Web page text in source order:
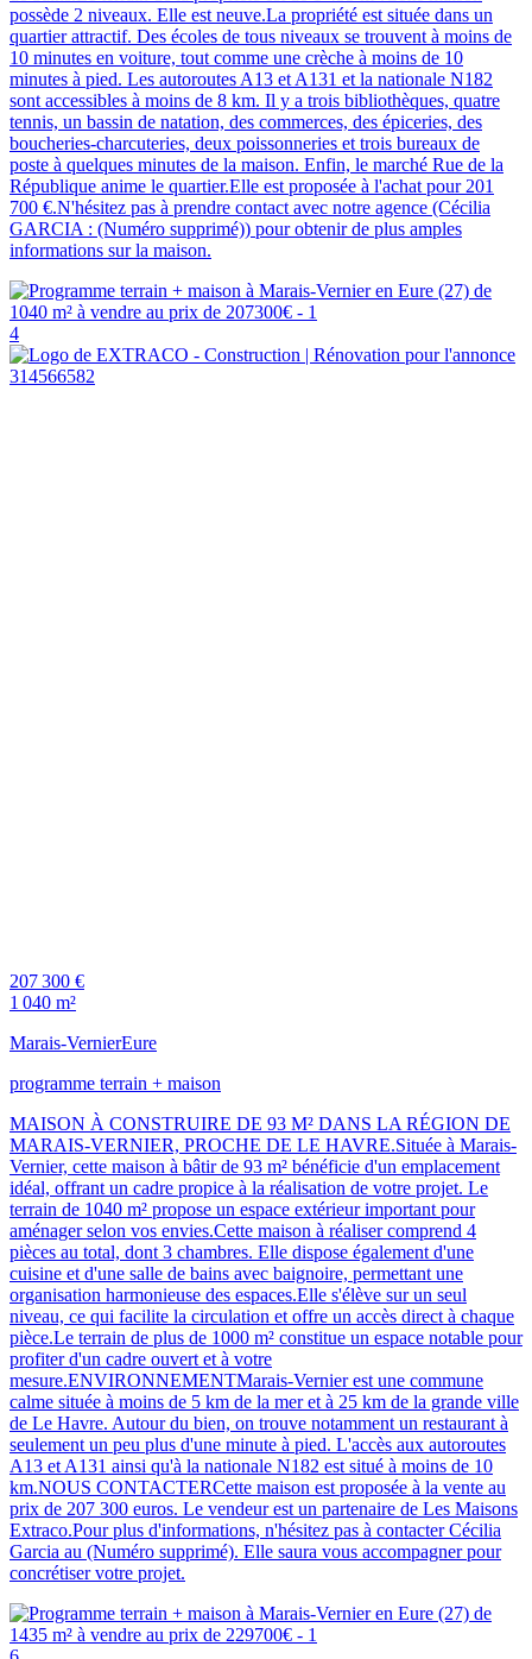
possède 2 niveaux. Elle est neuve.La propriété est située dans un
quartier attractif. Des écoles de tous niveaux se trouvent à moins de
10 minutes en voiture, tout comme une crèche à moins de 10
minutes à pied. Les autoroutes A13 et A131 et la nationale N182
sont accessibles à moins de 8 km. Il y a trois bibliothèques, quatre
tennis, un bassin de natation, des commerces, des épiceries, des
boucheries-charcuteries, deux poissonneries et trois bureaux de
poste à quelques minutes de la maison. Enfin, le marché Rue de la
République anime le quartier.Elle est proposée à l'achat pour 201
700 €.N'hésitez pas à prendre contact avec notre agence (Cécilia
GARCIA : (Numéro supprimé)) pour obtenir de plus amples
informations sur la maison.
4
207 300 €
1 040 m²
Marais-VernierEure
programme terrain + maison
MAISON À CONSTRUIRE DE 93 M² DANS LA RÉGION DE
MARAIS-VERNIER, PROCHE DE LE HAVRE.Située à Marais-
Vernier, cette maison à bâtir de 93 m² bénéficie d'un emplacement
idéal, offrant un cadre propice à la réalisation de votre projet. Le
terrain de 1040 m² propose un espace extérieur important pour
aménager selon vos envies.Cette maison à réaliser comprend 4
pièces au total, dont 3 chambres. Elle dispose également d'une
cuisine et d'une salle de bains avec baignoire, permettant une
organisation harmonieuse des espaces.Elle s'élève sur un seul
niveau, ce qui facilite la circulation et offre un accès direct à chaque
pièce.Le terrain de plus de 1000 m² constitue un espace notable pour
profiter d'un cadre ouvert et à votre
mesure.ENVIRONNEMENTMarais-Vernier est une commune
calme située à moins de 5 km de la mer et à 25 km de la grande ville
de Le Havre. Autour du bien, on trouve notamment un restaurant à
seulement un peu plus d'une minute à pied. L'accès aux autoroutes
A13 et A131 ainsi qu'à la nationale N182 est situé à moins de 10
km.NOUS CONTACTERCette maison est proposée à la vente au
prix de 207 300 euros. Le vendeur est un partenaire de Les Maisons
Extraco.Pour plus d'informations, n'hésitez pas à contacter Cécilia
Garcia au (Numéro supprimé). Elle saura vous accompagner pour
concrétiser votre projet.